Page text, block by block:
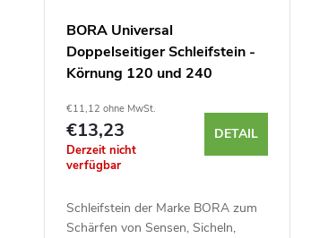
BORA Universal
Doppelseitiger Schleifstein -
Körnung 120 und 240
€11,12 ohne MwSt.
€13,23
Derzeit nicht
verfügbar
DETAIL
Schleifstein der Marke BORA zum
Schärfen von Sensen, Sicheln,